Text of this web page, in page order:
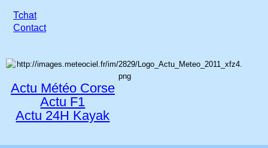
Tchat
Contact
Actu Météo Corse
Actu F1
Actu 24H Kayak